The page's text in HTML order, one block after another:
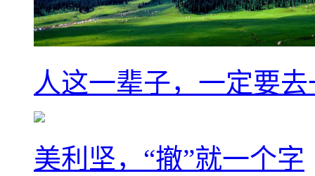
人这一辈子，一定要
美利坚，“撤”就一个字